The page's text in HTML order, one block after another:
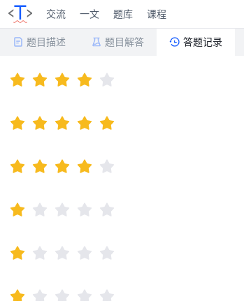
交流 一文 题库 课程
题目描述 题目解答 答题记录